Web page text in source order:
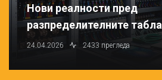
Нови реалности пред
разпределителните табла
24.04.2026 2433 прегледа